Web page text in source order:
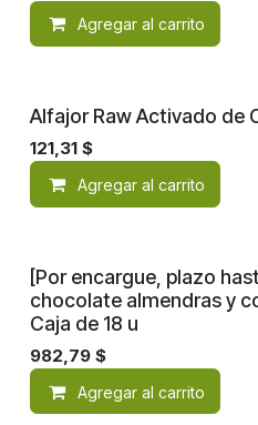
Agregar al carrito
¡Nuevo!
Alfajor Raw Activado de
121,31 $
Agregar al carrito
OFERTA
[Por encargue, plazo
chocolate almendras y
Caja de 18 u
982,79 $
Agregar al carrito